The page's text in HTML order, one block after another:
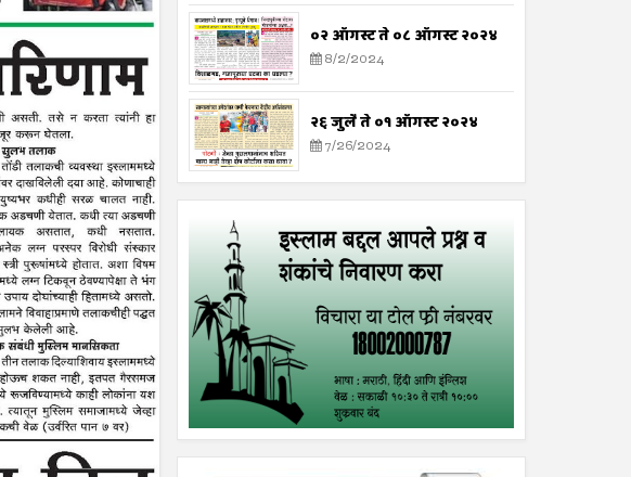
०२ ऑगस्ट ते ०८ ऑगस्ट २०२४
8/2/2024
२६ जुलै ते ०१ ऑगस्ट २०२४
7/26/2024